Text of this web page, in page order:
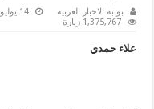
بوابة الاخبار العربية 14 يوليو، 2020
1,375,767 زيارة
علاء حمدي